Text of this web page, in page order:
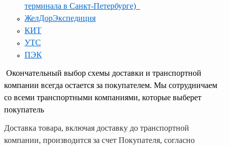
терминала в Санкт-Петербурге)
ЖелДорЭкспедиция
КИТ
УТС
ПЭК
Окончательный выбор схемы доставки и транспортной
компании всегда остается за покупателем. Мы сотрудничаем
со всеми транспортными компаниями, которые выберет
покупатель
Доставка товара, включая доставку до транспортной
компании, производится за счет Покупателя, согласно